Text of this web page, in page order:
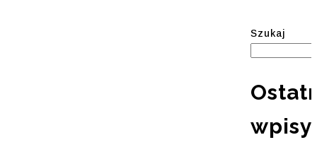
Szukaj
wpisy